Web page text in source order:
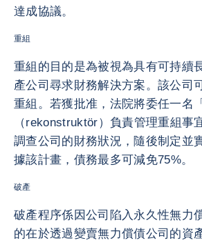
達成協議。
重組
重組的目的是為被視為具有可持續
產公司尋求財務解決方案。該公司
重組。若獲批准，法院將委任一名
（rekonstruktör）負責管理重組事
調查公司的財務狀況，隨後制定並
據該計畫，債務最多可減免75%。
破產
破產程序係因公司陷入永久性無力
的在於透過變賣無力償債公司的資